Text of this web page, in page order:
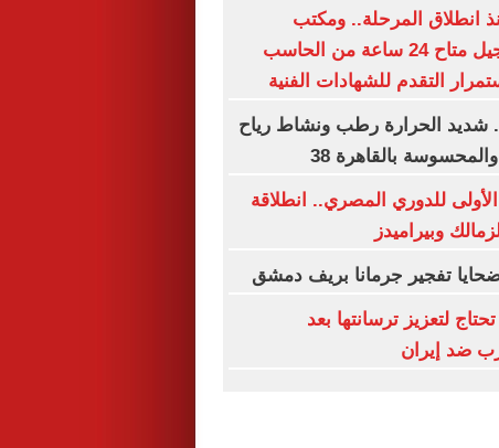
انطلاق المرحلة.. ومكتب
التنسيق: التسجيل متاح 24 ساعة من الحاسب
التقدم للشهادات الفنية
شديد الحرارة رطب ونشاط رياح
بالقاهرة 38
للدوري المصري.. انطلاقة
وبيراميدز
ضحايا تفجير جرمانا بريف دمشق
لتعزيز ترسانتها بعد
ضد إيران